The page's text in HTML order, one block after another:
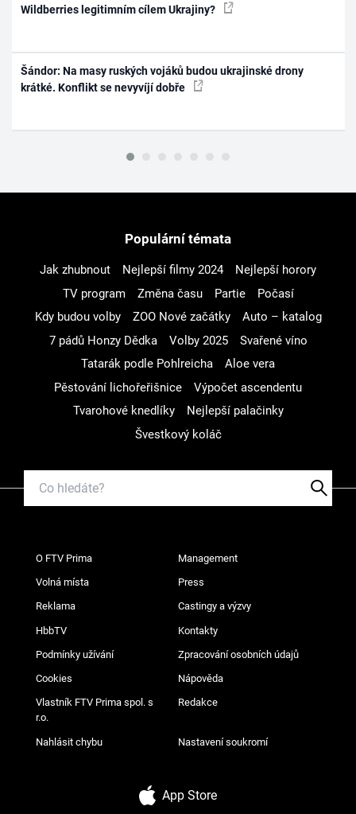
Wildberries legitimním cílem Ukrajiny?
Šándor: Na masy ruských vojáků budou ukrajinské drony
krátké. Konflikt se nevyvíjí dobře
Populární témata
Jak zhubnout Nejlepší filmy 2024
Nejlepší horory
TV program
Změna času Partie
Počasí
Kdy budou volby
ZOO Nové začátky
Auto – katalog
7 pádů Honzy Dědka
Volby 2025
Svařené víno
Tatarák podle Pohlreicha
Aloe vera
Pěstování lichořeřišnice
Výpočet ascendentu
Tvarohové knedlíky
Nejlepší palačinky
Švestkový koláč
O FTV Prima Management
Volná místa Press
Reklama Castingy a výzvy
HbbTV Kontakty
Podmínky užívání Zpracování osobních údajů
Cookies Nápověda
Vlastník FTV Prima spol. s
r.o.
Redakce
Nahlásit chybu Nastavení soukromí
App Store